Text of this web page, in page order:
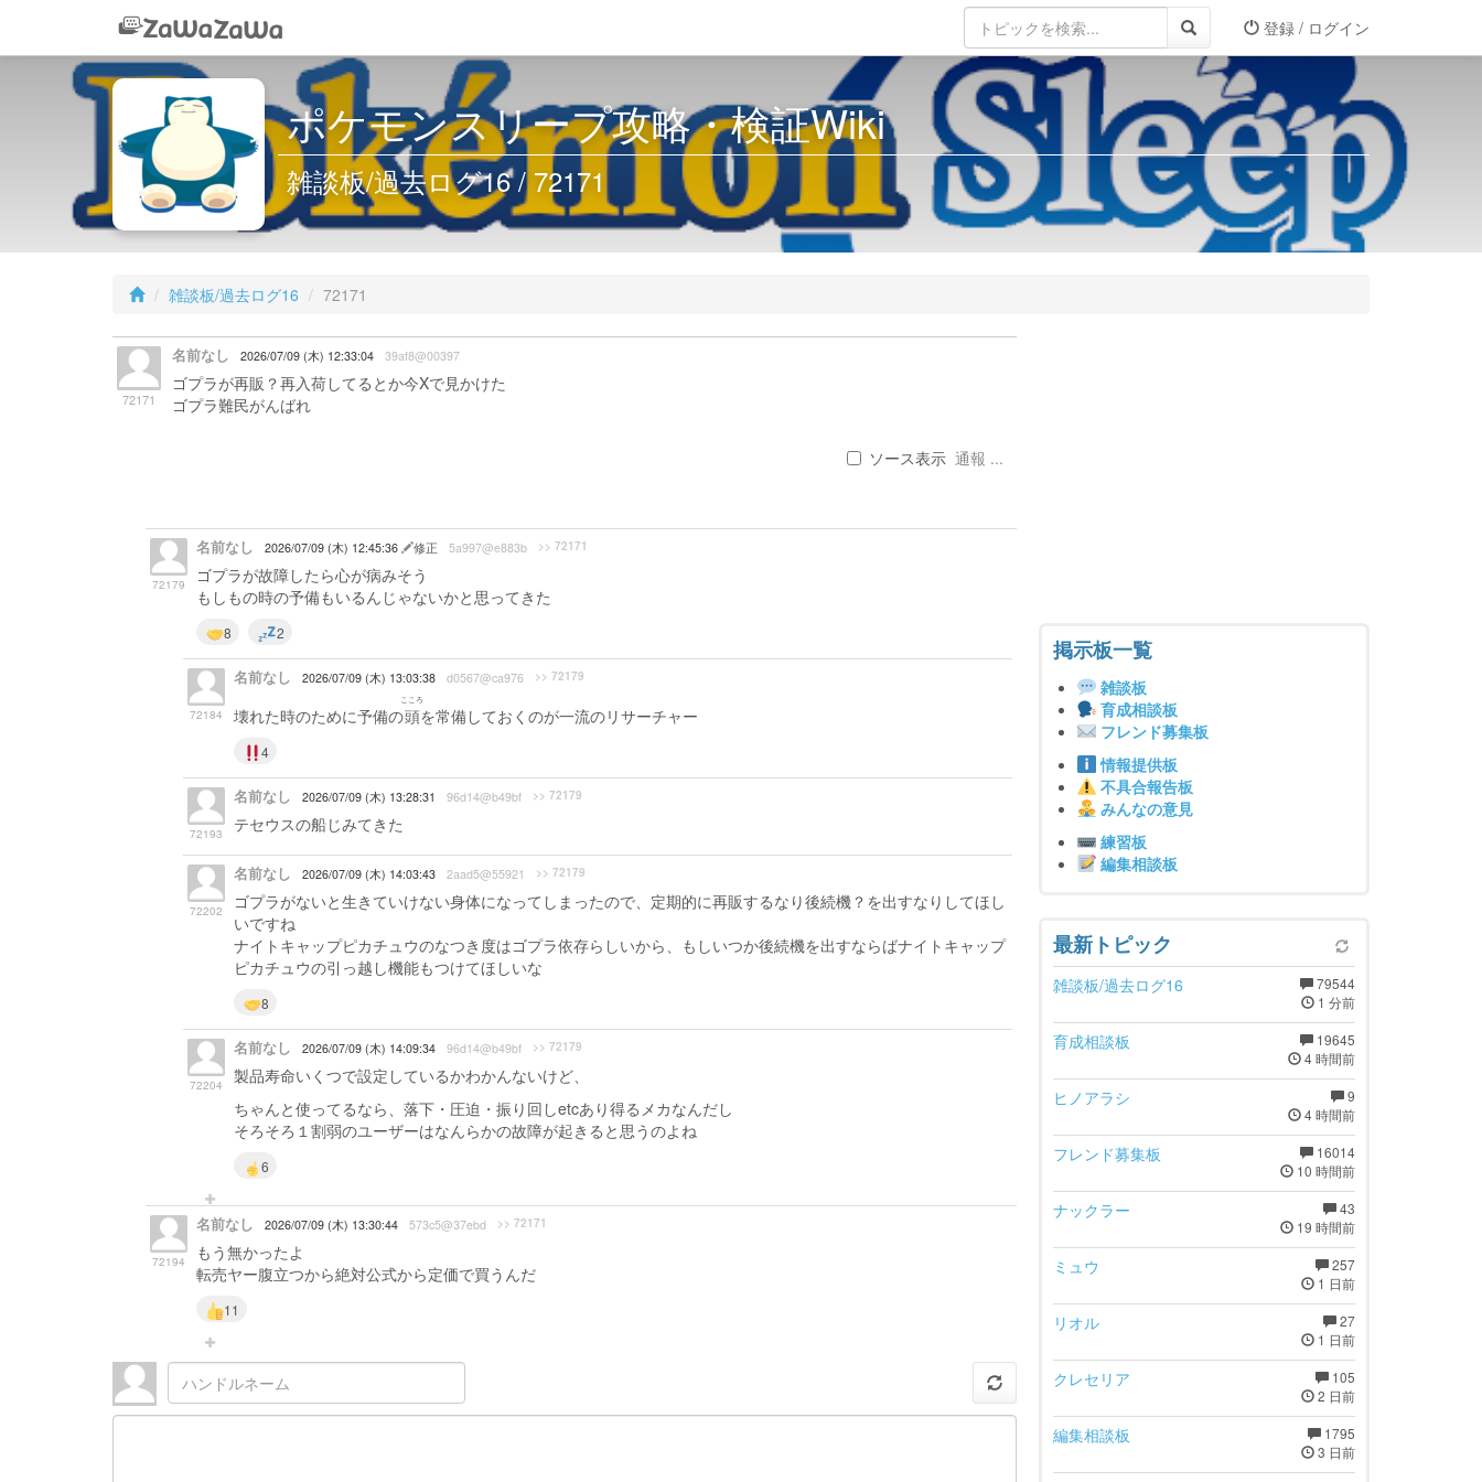
登録 / ログイン
ポケモンスリープ攻略・検証Wiki
雑談板/過去ログ16 / 72171
雑談板/過去ログ16 72171
72171
名前なし 2026/07/09 (木) 12:33:04 39af8@00397
ゴプラが再販？再入荷してるとか今Xで見かけた
ゴプラ難民がんばれ
ソース表示 通報 ...
72179
名前なし 2026/07/09 (木) 12:45:36 修正 5a997@e883b >> 72171
ゴプラが故障したら心が病みそう
もしもの時の予備もいるんじゃないかと思ってきた
8 2
72184
名前なし 2026/07/09 (木) 13:03:38 d0567@ca976 >> 72179
壊れた時のために予備の頭
こころ
を常備しておくのが一流のリサーチャー
4
72193
名前なし 2026/07/09 (木) 13:28:31 96d14@b49bf >> 72179
テセウスの船じみてきた
72202
名前なし 2026/07/09 (木) 14:03:43 2aad5@55921 >> 72179
ゴプラがないと生きていけない身体になってしまったので、定期的に再販するなり後続機？を出すなりしてほし
いですね
ナイトキャップピカチュウのなつき度はゴプラ依存らしいから、もしいつか後続機を出すならばナイトキャップ
ピカチュウの引っ越し機能もつけてほしいな
8
72204
名前なし 2026/07/09 (木) 14:09:34 96d14@b49bf >> 72179
製品寿命いくつで設定しているかわかんないけど、
ちゃんと使ってるなら、落下・圧迫・振り回しetcあり得るメカなんだし
そろそろ１割弱のユーザーはなんらかの故障が起きると思うのよね
6
72194
名前なし 2026/07/09 (木) 13:30:44 573c5@37ebd >> 72171
もう無かったよ
転売ヤー腹立つから絶対公式から定価で買うんだ
11
掲示板一覧
雑談板
育成相談板
フレンド募集板
情報提供板
不具合報告板
みんなの意見
練習板
編集相談板
最新トピック
79544
1 分前
雑談板/過去ログ16
19645
4 時間前
育成相談板
9
4 時間前
ヒノアラシ
16014
10 時間前
フレンド募集板
43
19 時間前
ナックラー
257
1 日前
ミュウ
27
1 日前
リオル
105
2 日前
クレセリア
1795
3 日前
編集相談板